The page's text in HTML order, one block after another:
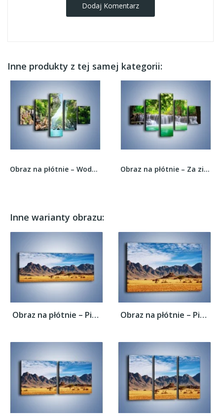
Dodaj Komentarz
Inne produkty z tej samej kategorii:
Obraz na płótnie – Wodna zabawa w chowanego –... Obraz na płótnie – Za zieloną zasłoną –...
Inne warianty obrazu:
Obraz na płótnie – Piasek nie tylko na... Obraz na płótnie – Piasek nie tylko na...